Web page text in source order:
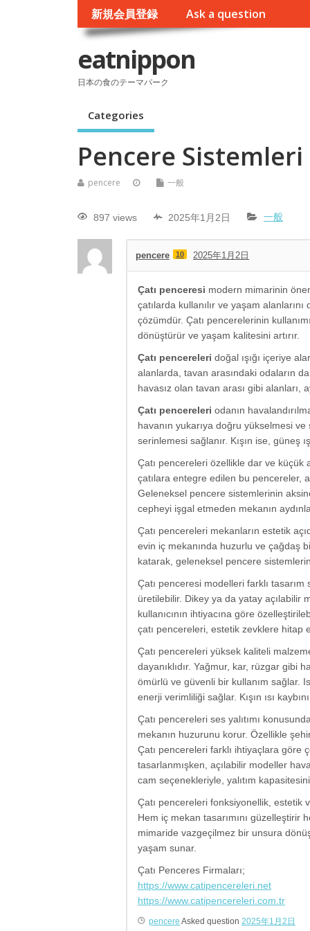
新規会員登録 Ask a question
eatnippon
日本の食のテーマパーク
Categories
Pencere Sistemleri
pencere 一般
897 views 2025年1月2日 一般
pencere 10 2025年1月2日
Çatı penceresi modern mimarinin
çatılarda kullanılır ve yaşam
çözümdür. Çatı pencerelerinin
dönüştürür ve yaşam kalitesini artırır.
Çatı pencereleri doğal ışığı içeriye
alanlarda, tavan arasındaki odaların
havasız olan tavan arası gibi alanları,
Çatı pencereleri odanın
havanın yukarıya doğru yükselmesi
serinlemesi sağlanır. Kışın ise, güneş
Çatı pencereleri özellikle dar ve küçük
çatılara entegre edilen bu pencereler,
Geleneksel pencere sistemlerinin
cepheyi işgal etmeden mekanın
Çatı pencereleri mekanların estetik
evin iç mekanında huzurlu ve çağdaş
katarak, geleneksel pencere
Çatı penceresi modelleri farklı
üretilebilir. Dikey ya da yatay açılabilir
kullanıcının ihtiyacına göre
çatı pencereleri, estetik zevklere hitap
Çatı pencereleri yüksek kaliteli
dayanıklıdır. Yağmur, kar, rüzgar gibi
ömürlü ve güvenli bir kullanım sağlar.
enerji verimliliği sağlar. Kışın ısı
Çatı pencereleri ses yalıtımı
mekanın huzurunu korur. Özellikle
Çatı pencereleri farklı ihtiyaçlara göre
tasarlanmışken, açılabilir modeller
cam seçenekleriyle, yalıtım
Çatı pencereleri fonksiyonellik, estetik
Hem iç mekan tasarımını güzelleştirir
mimaride vazgeçilmez bir unsura
yaşam sunar.
Çatı Penceres Firmaları;
https://www.catipencereleri.net
https://www.catipencereleri.com.tr
pencere Asked question 2025年1月2日